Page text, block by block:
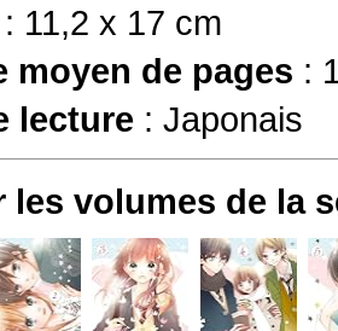
: 11,2 x 17 cm
moyen de pages :
lecture : Japonais
les volumes de la